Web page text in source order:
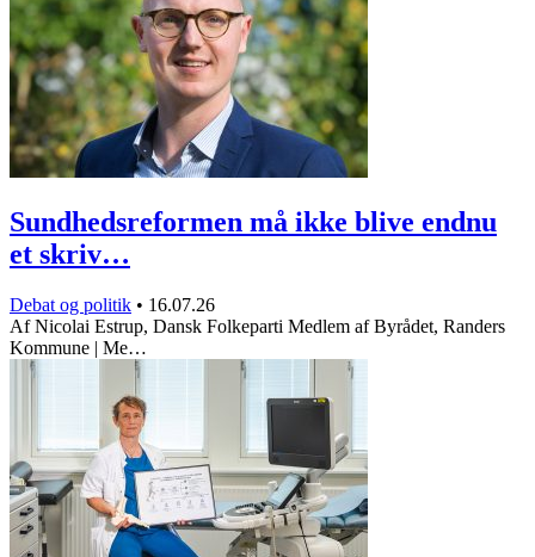
Sundhedsreformen må ikke blive endnu
et skriv…
Debat og politik • 16.07.26
Af Nicolai Estrup, Dansk Folkeparti Medlem af Byrådet, Randers
Kommune | Me…